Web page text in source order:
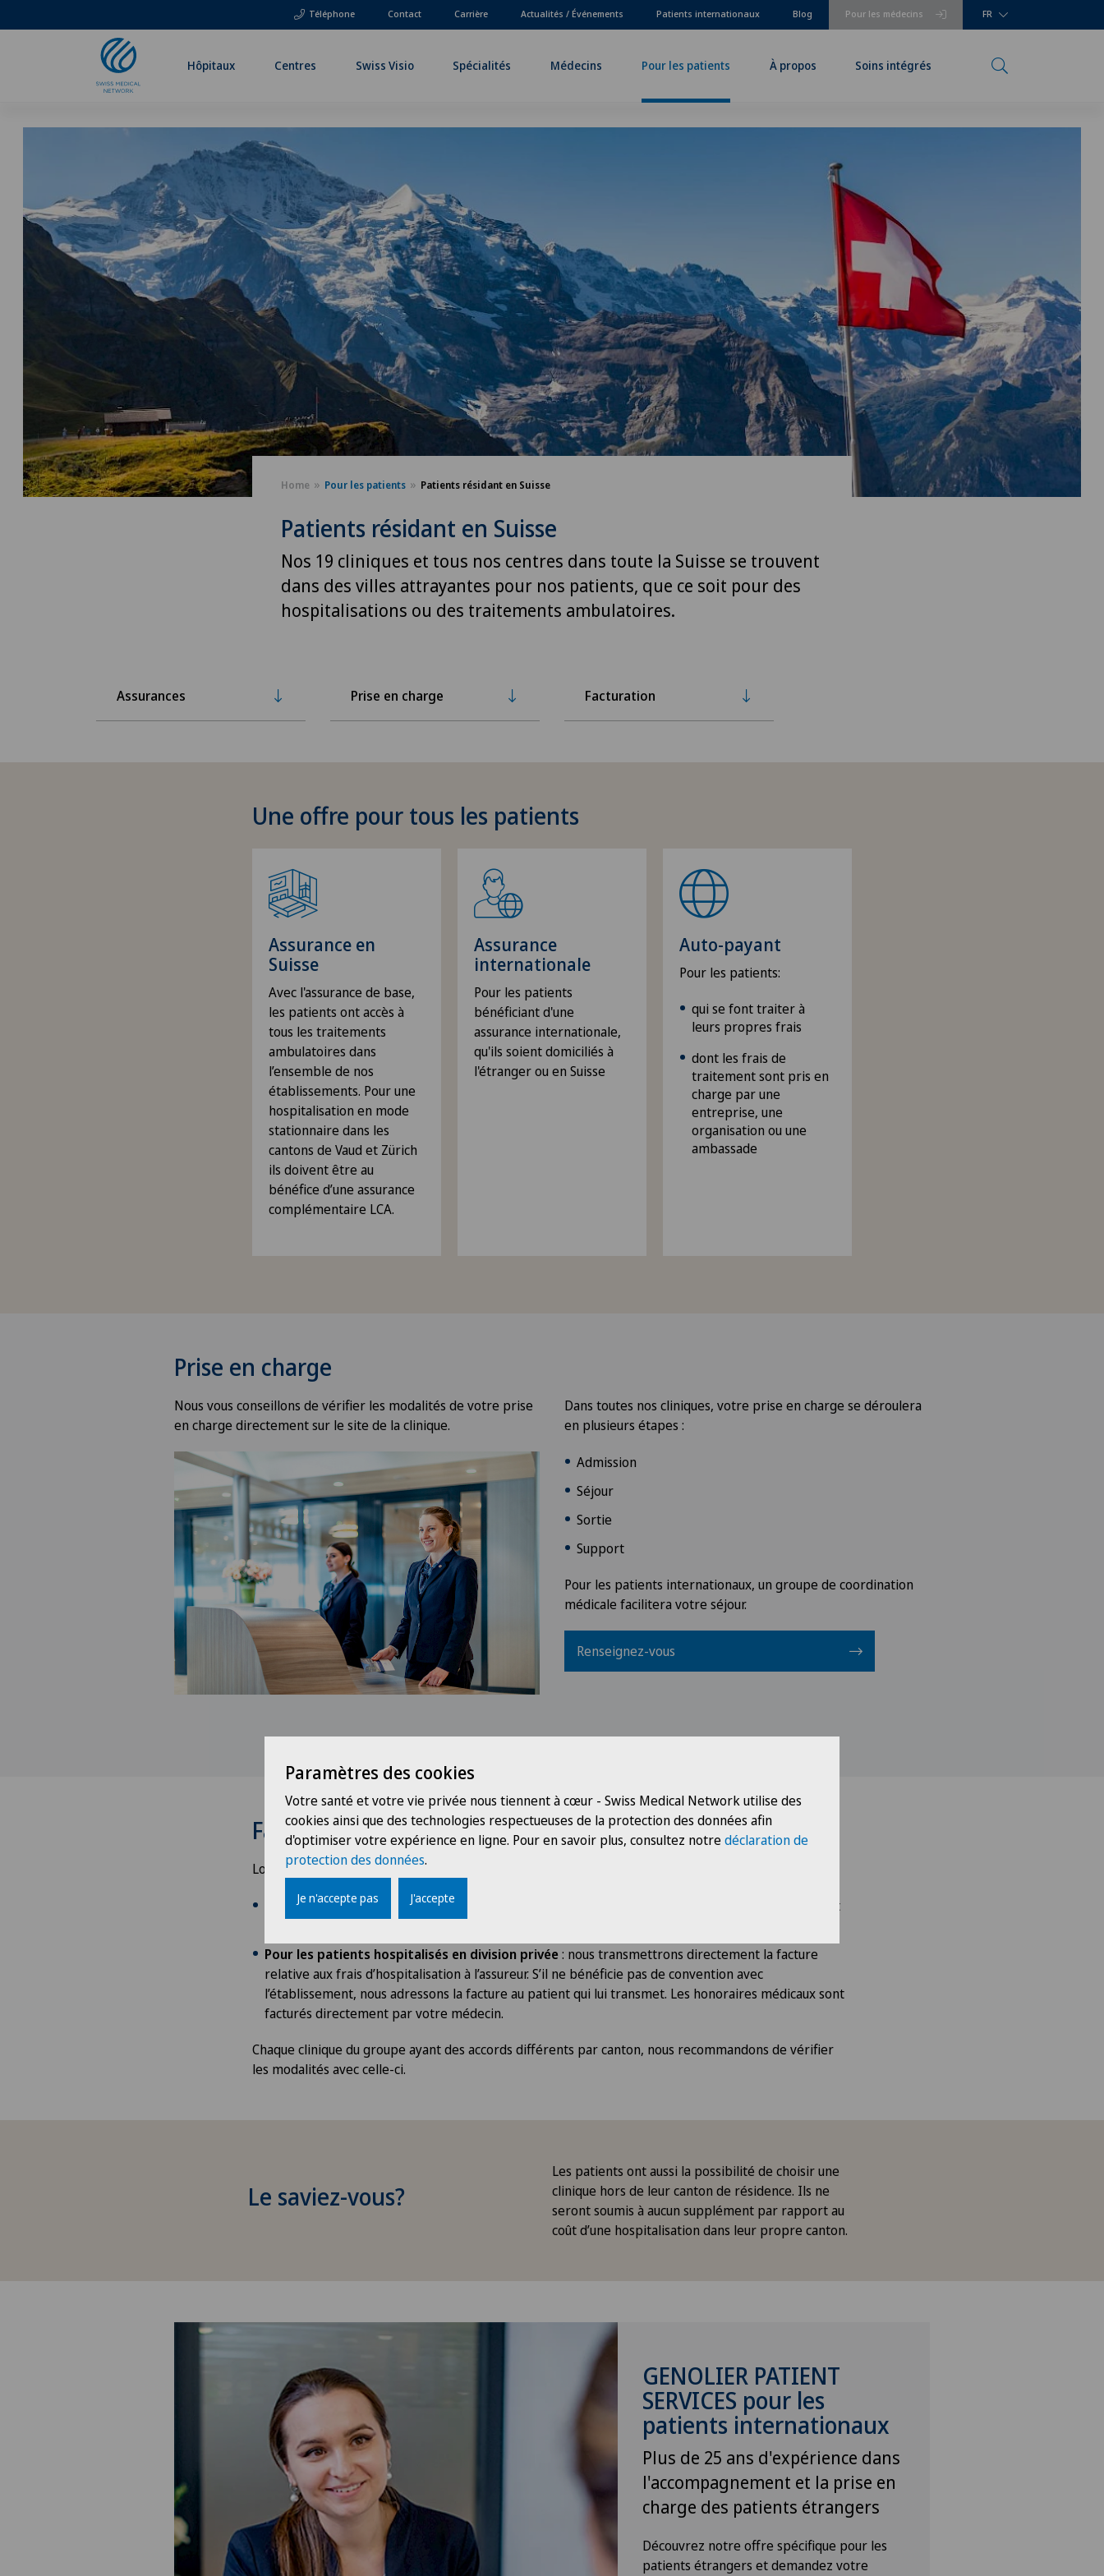
Téléphone Pour les médecins
Contact Carrière Actualités / Événements Patients internationaux Blog FR
Hôpitaux Centres Swiss Visio Spécialités Médecins Pour les patients À propos Soins intégrés
Home Pour les patients Patients résidant en Suisse
Patients résidant en Suisse
Nos 19 cliniques et tous nos centres dans toute la Suisse se trouvent
dans des villes attrayantes pour nos patients, que ce soit pour des
hospitalisations ou des traitements ambulatoires.
Assurances Prise en charge Facturation
Une offre pour tous les patients
Assurance en
Suisse
Avec l'assurance de base,
les patients ont accès à
tous les traitements
ambulatoires dans
l’ensemble de nos
établissements. Pour une
hospitalisation en mode
stationnaire dans les
cantons de Vaud et Zürich
ils doivent être au
bénéfice d’une assurance
complémentaire LCA.
Assurance
internationale
Pour les patients
bénéficiant d'une
assurance internationale,
qu'ils soient domiciliés à
l'étranger ou en Suisse
Auto-payant
Pour les patients:
qui se font traiter à
leurs propres frais
dont les frais de
traitement sont pris en
charge par une
entreprise, une
organisation ou une
ambassade
Prise en charge
Nous vous conseillons de vérifier les modalités de votre prise
en charge directement sur le site de la clinique.
Dans toutes nos cliniques, votre prise en charge se déroulera
en plusieurs étapes :
Admission
Séjour
Sortie
Support
Pour les patients internationaux, un groupe de coordination
médicale facilitera votre séjour.
Renseignez-vous
Facturation
Lors du départ du patient, celui-ci s’annonce à la réception.
Pour les patients hospitalisés en division commune
: la facture d'hospitalisation est directement
Pour les patients hospitalisés en division privée: nous transmettrons directement la facture
relative aux frais d’hospitalisation à l’assureur. S’il ne bénéficie pas de convention avec
l’établissement, nous adressons la facture au patient qui lui transmet. Les honoraires médicaux sont
facturés directement par votre médecin.
Chaque clinique du groupe ayant des accords différents par canton, nous recommandons de vérifier
les modalités avec celle-ci.
Le saviez-vous?
Les patients ont aussi la possibilité de choisir une
clinique hors de leur canton de résidence. Ils ne
seront soumis à aucun supplément par rapport au
coût d’une hospitalisation dans leur propre canton.
GENOLIER PATIENT
SERVICES pour les
patients internationaux
Plus de 25 ans d'expérience dans
l'accompagnement et la prise en
charge des patients étrangers
Découvrez notre offre spécifique pour les
patients étrangers et demandez votre
Paramètres des cookies
Votre santé et votre vie privée nous tiennent à cœur - Swiss Medical Network utilise des
cookies ainsi que des technologies respectueuses de la protection des données afin
d'optimiser votre expérience en ligne. Pour en savoir plus, consultez notredéclaration de
protection des données.
Je n'accepte pas J'accepte